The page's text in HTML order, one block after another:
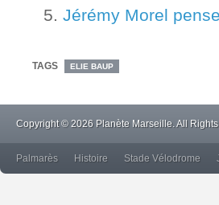
Jérémy Morel
TAGS ELIE BAUP
Copyright © 2026 Planète Marseille. All
Palmarès Histoire Stade Vélodrome